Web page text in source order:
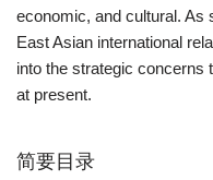
economic, and cultural. As
East Asian international
into the strategic concerns
at present.
简要目录